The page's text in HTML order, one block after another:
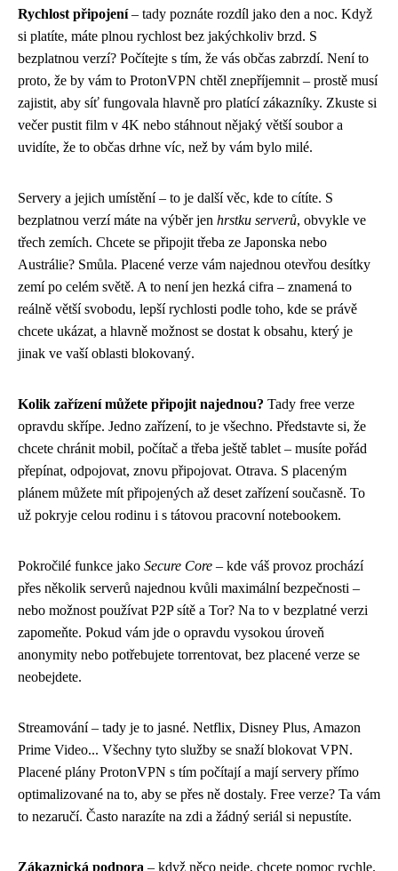
Rychlost připojení– tady poznáte rozdíl jako den a noc. Když
si platíte, máte plnou rychlost bez jakýchkoliv brzd. S
bezplatnou verzí? Počítejte s tím, že vás občas zabrzdí. Není to
proto, že by vám to ProtonVPN chtěl znepříjemnit – prostě musí
zajistit, aby síť fungovala hlavně pro platící zákazníky. Zkuste si
večer pustit film v 4K nebo stáhnout nějaký větší soubor a
uvidíte, že to občas drhne víc, než by vám bylo milé.
Servery a jejich umístění – to je další věc, kde to cítíte. S
bezplatnou verzí máte na výběr jen hrstku serverů, obvykle ve
třech zemích. Chcete se připojit třeba ze Japonska nebo
Austrálie? Smůla. Placené verze vám najednou otevřou desítky
zemí po celém světě. A to není jen hezká cifra – znamená to
reálně větší svobodu, lepší rychlosti podle toho, kde se právě
chcete ukázat, a hlavně možnost se dostat k obsahu, který je
jinak ve vaší oblasti blokovaný.
Kolik zařízení můžete připojit najednou? Tady free verze
opravdu skřípe. Jedno zařízení, to je všechno. Představte si, že
chcete chránit mobil, počítač a třeba ještě tablet – musíte pořád
přepínat, odpojovat, znovu připojovat. Otrava. S placeným
plánem můžete mít připojených až deset zařízení současně. To
už pokryje celou rodinu i s tátovou pracovní notebookem.
Pokročilé funkce jako Secure Core – kde váš provoz prochází
přes několik serverů najednou kvůli maximální bezpečnosti –
nebo možnost používat P2P sítě a Tor? Na to v bezplatné verzi
zapomeňte. Pokud vám jde o opravdu vysokou úroveň
anonymity nebo potřebujete torrentovat, bez placené verze se
neobejdete.
Streamování – tady je to jasné. Netflix, Disney Plus, Amazon
Prime Video... Všechny tyto služby se snaží blokovat VPN.
Placené plány ProtonVPN s tím počítají a mají servery přímo
optimalizované na to, aby se přes ně dostaly. Free verze? Ta vám
to nezaručí. Často narazíte na zdi a žádný seriál si nepustíte.
Zákaznická podpora – když něco nejde, chcete pomoc rychle.